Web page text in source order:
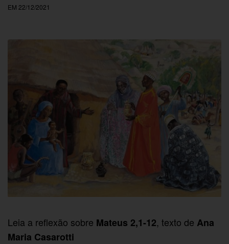
EM 22/12/2021
Leia a reflexão sobre Mateus 2,1-12, texto de Ana
Maria Casarotti